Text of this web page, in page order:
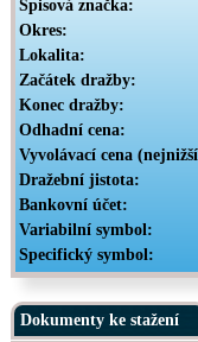
Spisová značka:
Okres:
Lokalita:
Začátek dražby:
Konec dražby:
Odhadní cena:
Vyvolávací cena
Dražební jistota:
Bankovní účet:
Variabilní symbol:
Specifický symbol:
Dokumenty ke stažení